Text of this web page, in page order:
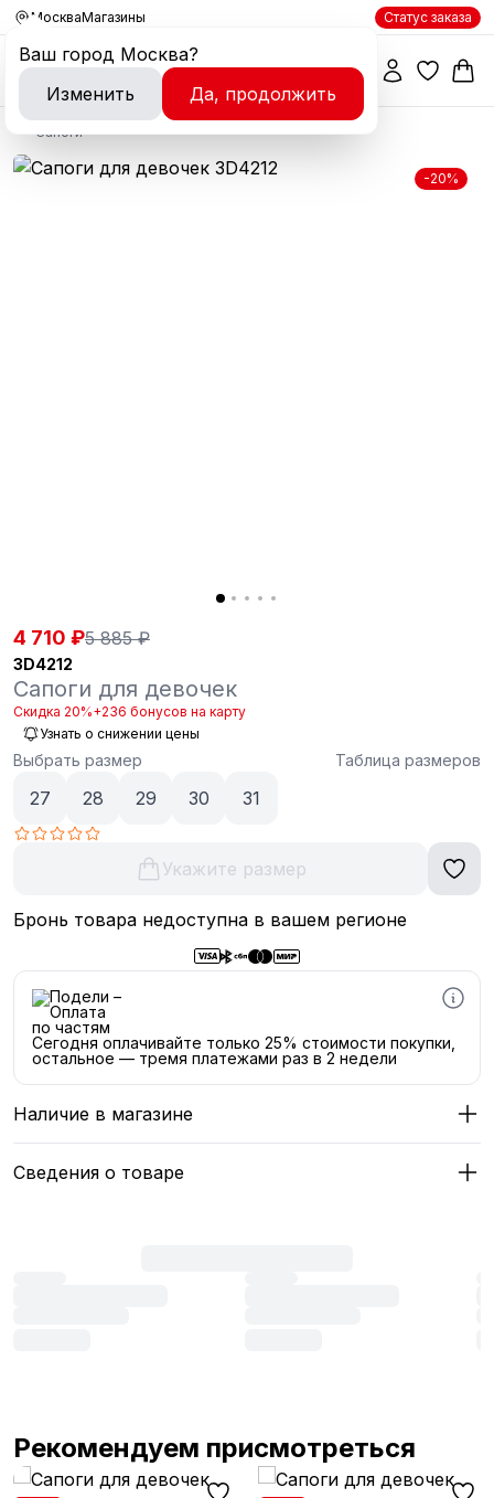
Москва
Ваш город Москва?
Изменить
Да, продолжить
Магазины Статус заказа
Сапоги
-20%
4 710 ₽5 885 ₽
3D4212
Сапоги для девочек
Скидка 20%+236 бонусов на карту
Узнать о снижении цены
Выбрать размер Таблица размеров
27 28 29 30 31
Укажите размер
Бронь товара недоступна в вашем регионе
Сегодня оплачивайте только 25% стоимости покупки,
остальное — тремя платежами раз в 2 недели
Наличие в магазине
Сведения о товаре
Рекомендуем присмотреться